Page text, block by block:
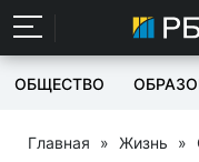
ОБЩЕСТВО
Главная » Жизнь »